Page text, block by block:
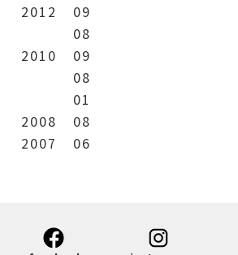
2012
09
08
2010
09
08
01
2008
08
2007
06